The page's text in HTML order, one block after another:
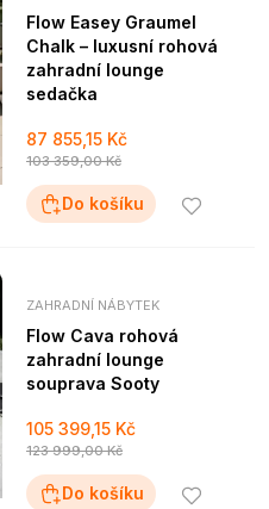
Flow Easey Graumel
Chalk – luxusní rohová
zahradní lounge
sedačka
87 855,15 Kč
103 359,00 Kč
Do košíku
ZAHRADNÍ NÁBYTEK
Flow Cava rohová
zahradní lounge
souprava Sooty
105 399,15 Kč
123 999,00 Kč
Do košíku